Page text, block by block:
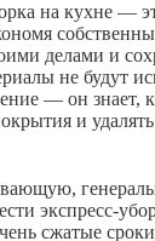
на кухне —
делами и
не будут
— он знает,
и
экспресс-
сжатые